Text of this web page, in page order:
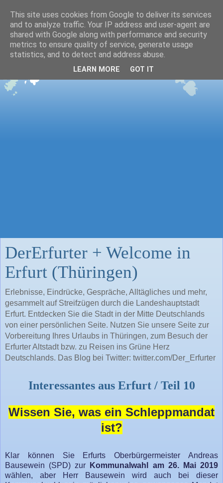
DerErfurter + Welcome in
Erfurt (Thüringen)
Erlebnisse, Eindrücke, Gespräche, Alltägliches und mehr,
gesammelt auf Streifzügen durch die Landeshauptstadt
Erfurt. Entdecken Sie die Stadt in der Mitte Deutschlands
von einer persönlichen Seite. Nutzen Sie unsere Seite zur
Vorbereitung Ihres Urlaubs in Thüringen, zum Besuch der
Erfurter Altstadt bzw. zu Reisen ins Grüne Herz
Deutschlands. Das Blog bei Twitter: twitter.com/Der_Erfurter
Interessantes aus Erfurt / Teil 10
Wissen Sie, was ein Schleppmandat
ist?
Klar können Sie Erfurts Oberbürgermeister Andreas
Bausewein (SPD) zur
Kommunalwahl am 26. Mai 2019
wählen, aber Herr Bausewein wird auch bei dieser
This site uses cookies from Google to deliver its services
and to analyze traffic. Your IP address and user-agent are
shared with Google along with performance and security
metrics to ensure quality of service, generate usage
statistics, and to detect and address abuse.
LEARN MORE GOT IT